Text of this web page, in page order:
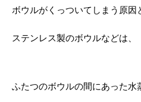
ボウルがくっついてしまう原因
ステンレス製のボウルなどは、
ふたつのボウルの間にあった水